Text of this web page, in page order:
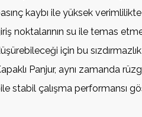
kaybı ile yüksek
noktalarının su ile temas
için bu
Panjur, aynı zamanda
stabil çalışma performansı